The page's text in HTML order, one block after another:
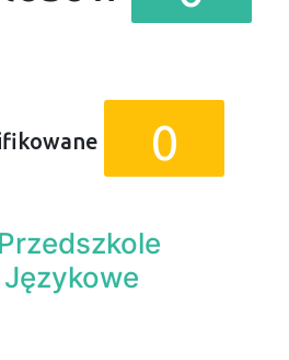
0